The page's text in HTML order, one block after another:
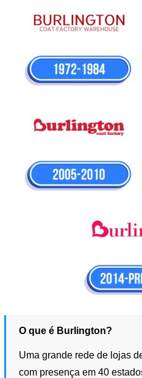
O que é Burlington?
Uma grande rede de lojas
com presença em 40